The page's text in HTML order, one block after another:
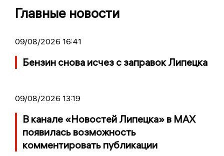
Главные новости
09/08/2026 16:41
Бензин снова исчез с заправок Липецка
09/08/2026 13:19
В канале «Новостей Липецка» в MAX
появилась возможность
комментировать публикации